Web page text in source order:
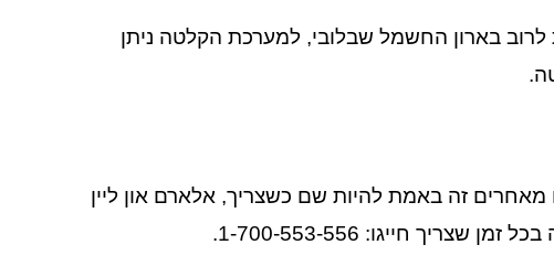
בארון החשמל שבלובי, למערכת הקלטה ניתן
זה באמת להיות שם כשצריך, אלארם און ליין
חייגו: 1-700-553-556.